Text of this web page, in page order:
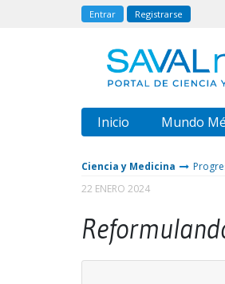
Entrar Registrarse
Inicio Mundo
Ciencia y Medicina
22 ENERO 2024